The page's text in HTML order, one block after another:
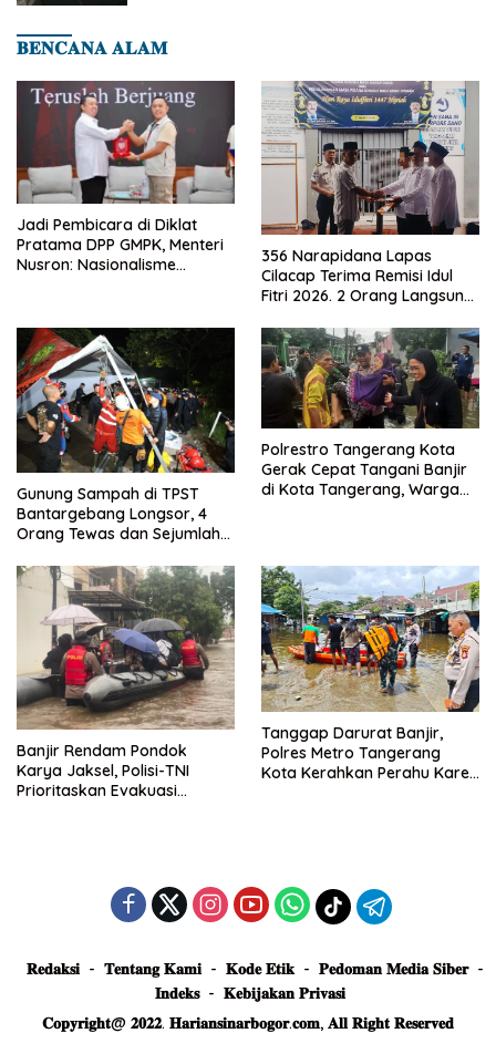
𝐁𝐄𝐍𝐂𝐀𝐍𝐀 𝐀𝐋𝐀𝐌
Jadi Pembicara di Diklat
Pratama DPP GMPK, Menteri
Nusron: Nasionalisme
356 Narapidana Lapas
Cilacap Terima Remisi Idul
Fitri 2026. 2 Orang Langsung
Gunung Sampah di TPST
Bantargebang Longsor, 4
Orang Tewas dan Sejumlah
Polrestro Tangerang Kota
Gerak Cepat Tangani Banjir
di Kota Tangerang, Warga
Banjir Rendam Pondok
Karya Jaksel, Polisi-TNI
Prioritaskan Evakuasi
Tanggap Darurat Banjir,
Polres Metro Tangerang
Kota Kerahkan Perahu Karet
𝐑𝐞𝐝𝐚𝐤𝐬𝐢 𝐓𝐞𝐧𝐭𝐚𝐧𝐠 𝐊𝐚𝐦𝐢 𝐊𝐨𝐝𝐞 𝐄𝐭𝐢𝐤
𝐏𝐞𝐝𝐨𝐦𝐚𝐧 𝐌𝐞𝐝𝐢𝐚 𝐒𝐢𝐛𝐞𝐫
𝐈𝐧𝐝𝐞𝐤𝐬
𝐊𝐞𝐛𝐢𝐣𝐚𝐤𝐚𝐧 𝐏𝐫𝐢𝐯𝐚𝐬𝐢
𝐂𝐨𝐩𝐲𝐫𝐢𝐠𝐡𝐭@ 𝟐𝟎𝟐𝟐. 𝐇𝐚𝐫𝐢𝐚𝐧𝐬𝐢𝐧𝐚𝐫𝐛𝐨𝐠𝐨𝐫.𝐜𝐨𝐦, 𝐀𝐥𝐥 𝐑𝐢𝐠𝐡𝐭 𝐑𝐞𝐬𝐞𝐫𝐯𝐞𝐝